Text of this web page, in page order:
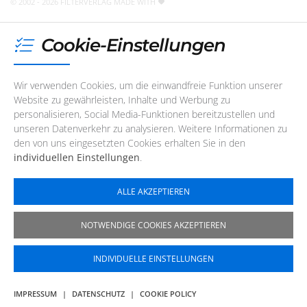
Cookie-Einstellungen
Wir verwenden Cookies, um die einwandfreie Funktion unserer
Website zu gewährleisten, Inhalte und Werbung zu
personalisieren, Social Media-Funktionen bereitzustellen und
unseren Datenverkehr zu analysieren. Weitere Informationen zu
den von uns eingesetzten Cookies erhalten Sie in den
individuellen Einstellungen.
ALLE AKZEPTIEREN
NOTWENDIGE COOKIES AKZEPTIEREN
IMPRESSUM | DATENSCHUTZ | COOKIE POLICY
INDIVIDUELLE EINSTELLUNGEN